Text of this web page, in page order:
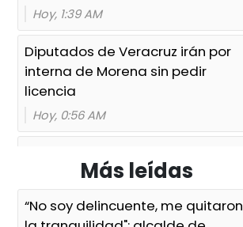
Hoy, 1:39 AM
Diputados de Veracruz irán por
interna de Morena sin pedir
licencia
Hoy, 0:56 AM
fortalecen capacitación laboral
en beneficio de las y los
sanandrescanos
Más leídas
“No soy delincuente, me quitaron